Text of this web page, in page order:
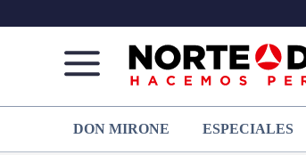
de
que
DON MIRONE ESPECIALES